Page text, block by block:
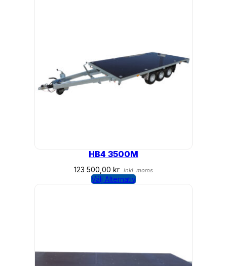
HB4 3500M
123 500,00 kr inkl. moms
Välj Alternativ